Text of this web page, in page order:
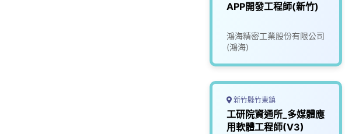
APP開發工程師(新竹)
鴻海精密工業股份有限公司
(鴻海)
新竹縣竹東鎮
工研院資通所_多媒體應
用軟體工程師(V3)